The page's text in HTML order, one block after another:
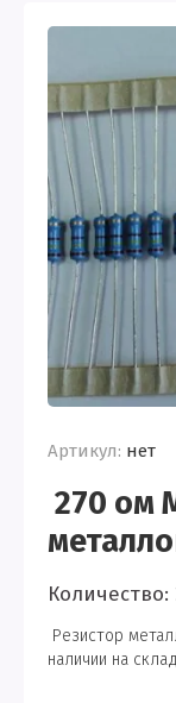
Артикул: нет
270 ом
Количество:
Резистор
наличии на